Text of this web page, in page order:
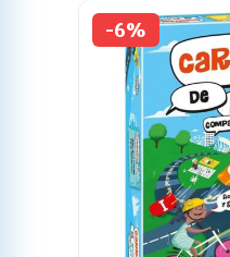
-6%